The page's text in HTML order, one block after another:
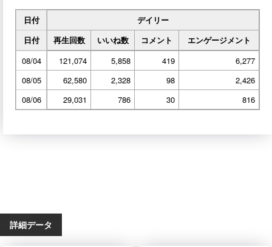
日付
デイリー
日付
再生回数 いいね数 コメント
エンゲージメント
08/04
121,074 5,858 419
6,277
08/05
62,580 2,328 98
2,426
08/06
29,031 786 30 816
詳細データ